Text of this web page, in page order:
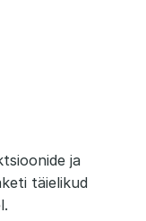
ja
täielikud